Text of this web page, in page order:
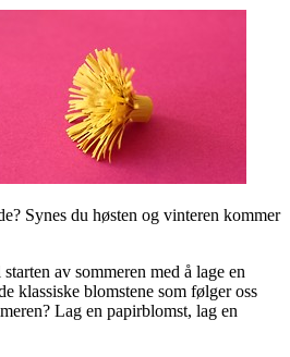
Synes du høsten og vinteren kommer
av sommeren med å lage en
klassiske blomstene som følger oss
Lag en papirblomst, lag en